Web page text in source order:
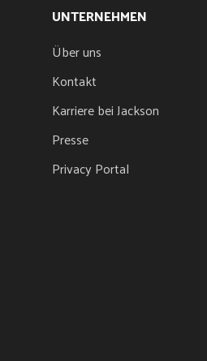
UNTERNEHMEN
Über uns
Kontakt
Karriere bei Jackson
Presse
Privacy Portal